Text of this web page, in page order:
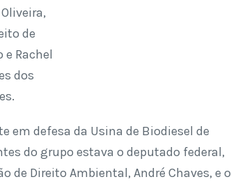
de
e Rachel
dos
em defesa da Usina de Biodiesel de
do grupo estava o deputado federal,
de Direito Ambiental, André Chaves, e o